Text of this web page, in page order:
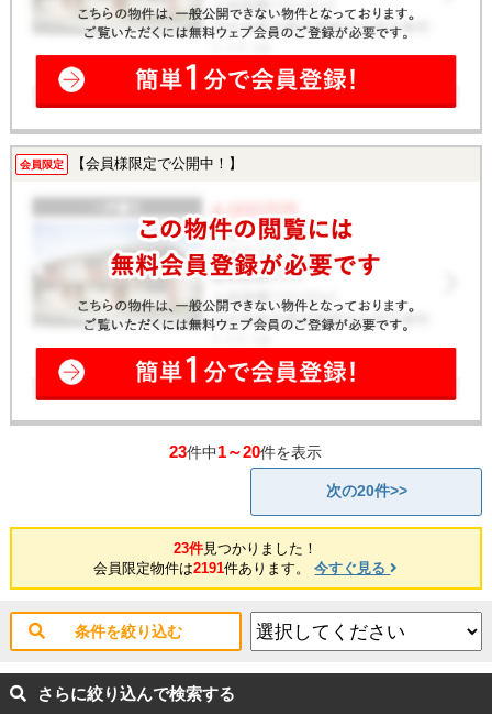
会員限定 【会員様限定で公開中！】
23件中1～20件を表示
次の20件>>
23件見つかりました！
会員限定物件は2191件あります。今すぐ見る
条件を絞り込む
さらに絞り込んで検索する